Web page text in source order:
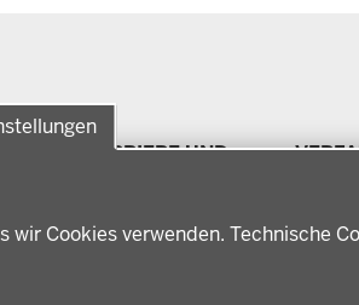
Cookies verwenden. Technische
KARRIERE UND
Ausbildung